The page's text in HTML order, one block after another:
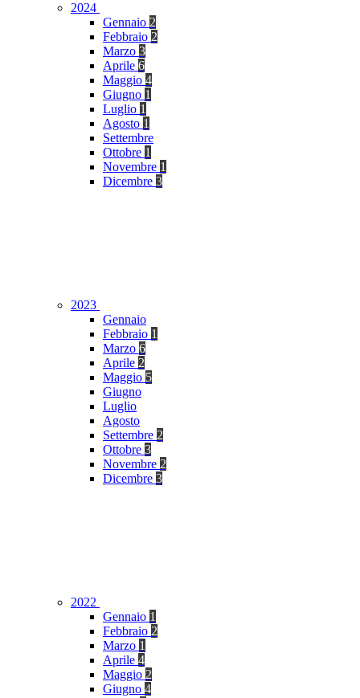
2024
Gennaio 2
Febbraio 2
Marzo 3
Aprile 6
Maggio 4
Giugno 1
Luglio 1
Agosto 1
Settembre
Ottobre 1
Novembre 1
Dicembre 3
2023
Gennaio
Febbraio 1
Marzo 6
Aprile 2
Maggio 5
Giugno
Luglio
Agosto
Settembre 2
Ottobre 3
Novembre 2
Dicembre 3
2022
Gennaio 1
Febbraio 2
Marzo 1
Aprile 4
Maggio 2
Giugno 4